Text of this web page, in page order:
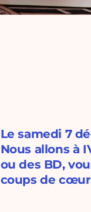
Le samedi 7
Nous allons à
ou des BD,
coups de